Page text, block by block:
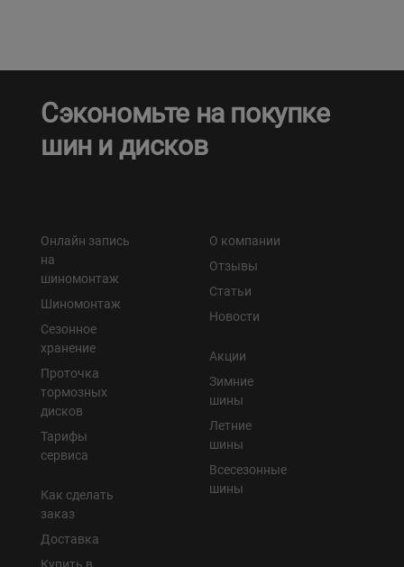
Сэкономьте на покупке
шин и дисков
Онлайн запись
на
шиномонтаж
Шиномонтаж
Сезонное
хранение
Проточка
тормозных
дисков
Тарифы
сервиса
Как сделать
заказ
Доставка
О компании
Отзывы
Статьи
Новости
Акции
Зимние
шины
Летние
шины
Всесезонные
шины